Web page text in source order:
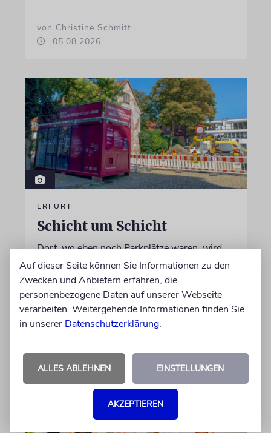
von Christine Schmitt
05.08.2026
ERFURT
Schicht um Schicht
Dort, wo eben noch Parkplätze waren, wird
seit wenigen Tagen nach einem Stück
jüdischer Geschichte gegraben. Erst mit dem
Bagger, dann von Hand
von Katrin Richter
Auf dieser Seite können Sie Informationen zu den
Zwecken und Anbietern erfahren, die
personenbezogene Daten auf unserer Webseite
verarbeiten. Weitergehende Informationen finden Sie
in unserer Datenschutzerklärung.
ALLES ABLEHNEN EINSTELLUNGEN
AKZEPTIEREN